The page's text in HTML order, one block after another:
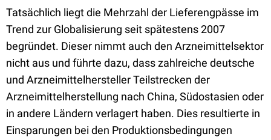
Tatsächlich liegt die Mehrzahl der Lieferengpässe im
Trend zur Globalisierung seit spätestens 2007
begründet. Dieser nimmt auch den Arzneimittelsektor
nicht aus und führte dazu, dass zahlreiche deutsche
und Arzneimittelhersteller Teilstrecken der
Arzneimittelherstellung nach China, Südostasien oder
in andere Ländern verlagert haben. Dies resultierte in
Einsparungen bei den Produktionsbedingungen